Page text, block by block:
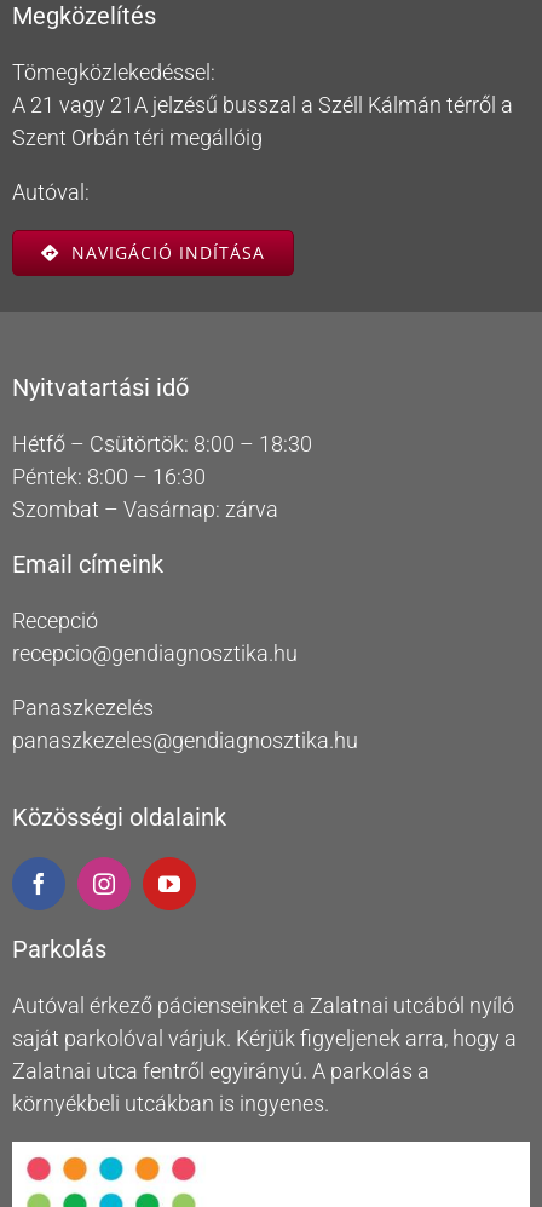
Megközelítés
Tömegközlekedéssel:
A 21 vagy 21A jelzésű busszal a Széll Kálmán térről a
Szent Orbán téri megállóig
Autóval:
NAVIGÁCIÓ INDÍTÁSA
Nyitvatartási idő
Hétfő – Csütörtök: 8:00 – 18:30
Péntek: 8:00 – 16:30
Szombat – Vasárnap: zárva
Email címeink
Recepció
recepcio@gendiagnosztika.hu
Panaszkezelés
panaszkezeles@gendiagnosztika.hu
Közösségi oldalaink
Parkolás
Autóval érkező pácienseinket a Zalatnai utcából nyíló
saját parkolóval várjuk. Kérjük figyeljenek arra, hogy a
Zalatnai utca fentről egyirányú. A parkolás a
környékbeli utcákban is ingyenes.